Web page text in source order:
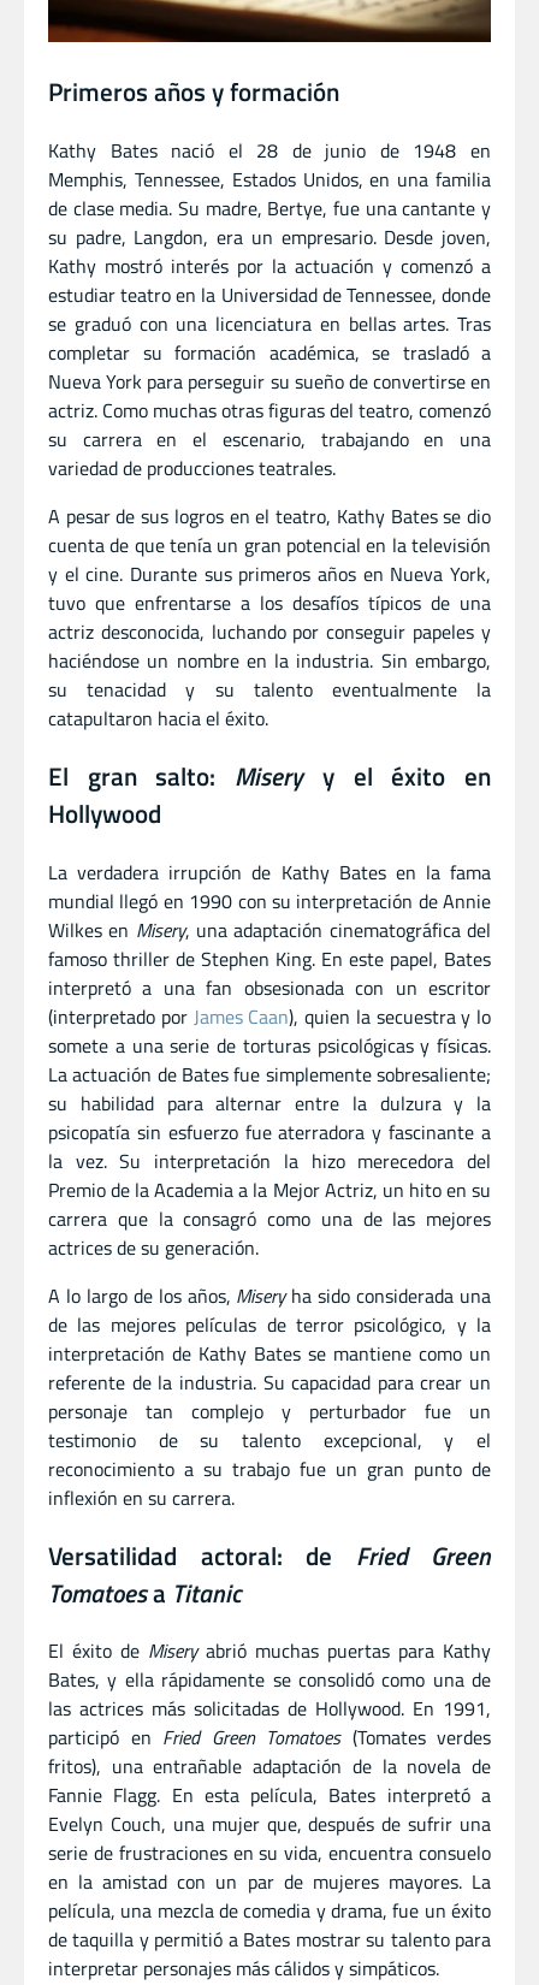
Primeros años y formación
Kathy Bates nació el 28 de junio de 1948 en
Memphis, Tennessee, Estados Unidos, en una familia
de clase media. Su madre, Bertye, fue una cantante y
su padre, Langdon, era un empresario. Desde joven,
Kathy mostró interés por la actuación y comenzó a
estudiar teatro en la Universidad de Tennessee, donde
se graduó con una licenciatura en bellas artes. Tras
completar su formación académica, se trasladó a
Nueva York para perseguir su sueño de convertirse en
actriz. Como muchas otras figuras del teatro, comenzó
su carrera en el escenario, trabajando en una
variedad de producciones teatrales.
A pesar de sus logros en el teatro, Kathy Bates se dio
cuenta de que tenía un gran potencial en la televisión
y el cine. Durante sus primeros años en Nueva York,
tuvo que enfrentarse a los desafíos típicos de una
actriz desconocida, luchando por conseguir papeles y
haciéndose un nombre en la industria. Sin embargo,
su tenacidad y su talento eventualmente la
catapultaron hacia el éxito.
El gran salto: Miseryy el éxito en
Hollywood
La verdadera irrupción de Kathy Bates en la fama
mundial llegó en 1990 con su interpretación de Annie
Wilkes en Misery, una adaptación cinematográfica del
famoso thriller de Stephen King. En este papel, Bates
interpretó a una fan obsesionada con un escritor
(interpretado por James Caan), quien la secuestra y lo
somete a una serie de torturas psicológicas y físicas.
La actuación de Bates fue simplemente sobresaliente;
su habilidad para alternar entre la dulzura y la
psicopatía sin esfuerzo fue aterradora y fascinante a
la vez. Su interpretación la hizo merecedora del
Premio de la Academia a la Mejor Actriz, un hito en su
carrera que la consagró como una de las mejores
actrices de su generación.
A lo largo de los años, Miseryha sido considerada una
de las mejores películas de terror psicológico, y la
interpretación de Kathy Bates se mantiene como un
referente de la industria. Su capacidad para crear un
personaje tan complejo y perturbador fue un
testimonio de su talento excepcional, y el
reconocimiento a su trabajo fue un gran punto de
inflexión en su carrera.
Versatilidad actoral: de Fried Green
Tomatoesa Titanic
El éxito de Miseryabrió muchas puertas para Kathy
Bates, y ella rápidamente se consolidó como una de
las actrices más solicitadas de Hollywood. En 1991,
participó en Fried Green Tomatoes(Tomates verdes
fritos), una entrañable adaptación de la novela de
Fannie Flagg. En esta película, Bates interpretó a
Evelyn Couch, una mujer que, después de sufrir una
serie de frustraciones en su vida, encuentra consuelo
en la amistad con un par de mujeres mayores. La
película, una mezcla de comedia y drama, fue un éxito
de taquilla y permitió a Bates mostrar su talento para
interpretar personajes más cálidos y simpáticos.